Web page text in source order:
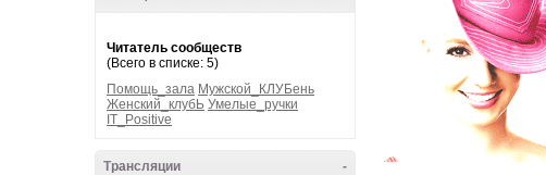
Читатель сообществ
(Всего в списке: 5)
Помощь_зала Мужской_КЛУБень
Женский_клубЬ Умелые_ручки
IT_Positive
-
Трансляции